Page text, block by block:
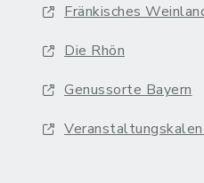
Fränkisches
Die Rhön
Genussorte Bayern